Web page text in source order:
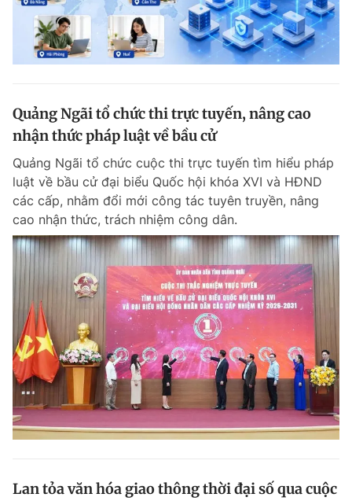
Sản phẩm khác
Tiện ích Bạn cần biết
Đọc Thanh Niên trên điện thoại
Theo dõi báo trên
Hotline
0906 645 777
Liên hệ quảng cáo
0908 780 404
Đặt báo Quảng cáo RSS Tòa soạn Chính sách bảo
Tổng biên tập: Nguyễn Ngọc Toàn
Tổng thư ký tòa soạn: Đức Trung
Quảng Ngãi tổ chức thi trực tuyến, nâng cao
nhận thức pháp luật về bầu cử
Quảng Ngãi tổ chức cuộc thi trực tuyến tìm hiểu pháp
luật về bầu cử đại biểu Quốc hội khóa XVI và HĐND
các cấp, nhằm đổi mới công tác tuyên truyền, nâng
cao nhận thức, trách nhiệm công dân.
Lan tỏa văn hóa giao thông thời đại số qua cuộc